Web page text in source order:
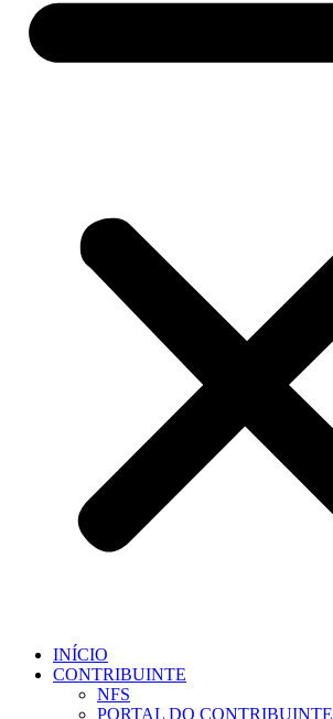
INÍCIO
CONTRIBUINTE
NFS
PORTAL DO CONTRIBUINTE